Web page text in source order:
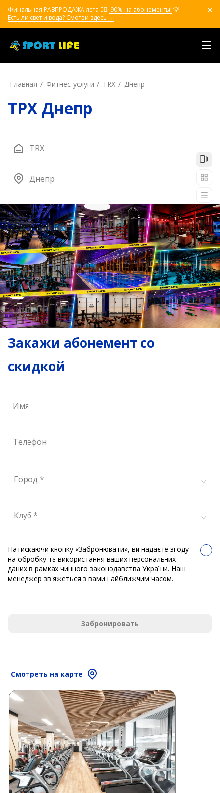
Финальная РАЗПРОДАЖА лета ❤️‍🔥 -90% на абонементы! 💡
Есть ли свет и вода? Смотри здесь →
Главная Фитнес-услуги TRX Днепр
ТРХ Днепр
TRX
Днепр
Закажи абонемент со
скидкой
Имя
Телефон
Город *
Клуб *
Натискаючи кнопку «Забронювати», ви надаєте згоду
на обробку та використання ваших персональних
даних в рамках чинного законодавства України. Наш
менеджер зв'яжеться з вами найближчим часом.
Забронировать
Смотреть на карте